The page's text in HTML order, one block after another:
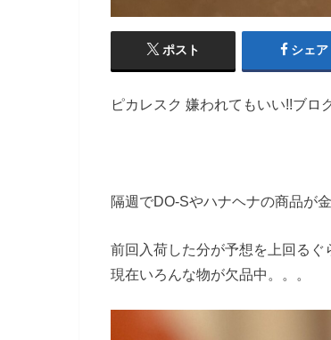
ポスト シェア
ピカレスク 嫌われてもいい!!ブロ
隔週でDO-Sやハナヘナの商品が
前回入荷した分が予想を上回るぐ
現在いろんな物が欠品中。。。